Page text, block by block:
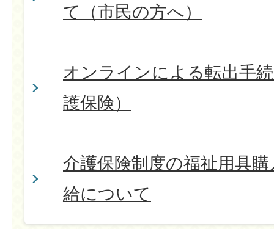
て（市民の方へ）
オンラインによる転出手
護保険）
介護保険制度の福祉用具
給について